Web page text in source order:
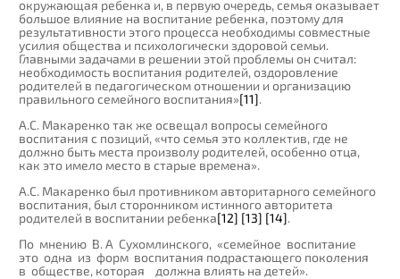
окружающая ребенка и, в первую очередь, семья оказывает
большое влияние на воспитание ребенка, поэтому для
результативности этого процесса необходимы совместные
усилия общества и психологически здоровой семьи.
Главными задачами в решении этой проблемы он считал:
необходимость воспитания родителей, оздоровление
родителей в педагогическом отношении и организацию
правильного семейного воспитания»[11].
А.С. Макаренко так же освещал вопросы семейного
воспитания с позиций, «что семья это коллектив, где не
должно быть места произволу родителей, особенно отца,
как это имело место в старые времена».
А.С. Макаренко был противником авторитарного семейного
воспитания, был сторонником истинного авторитета
родителей в воспитании ребенка[12] [13] [14].
По мнению В. А Сухомлинского, «семейное воспитание
это одна из форм воспитания подрастающего поколения
в обществе, которая должна влиять на детей».